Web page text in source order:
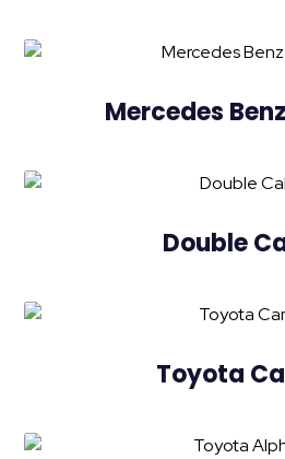
Mercedes
Double
Toyota